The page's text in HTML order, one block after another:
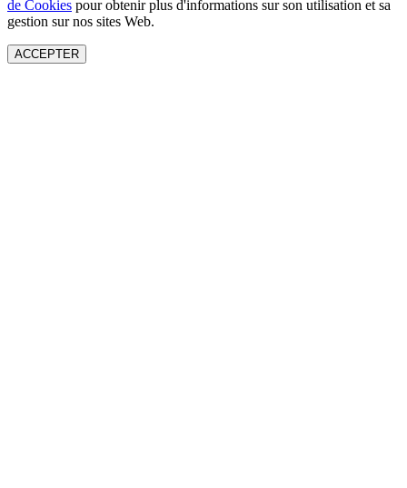
de Cookies pour obtenir plus d'informations sur son utilisation et sa
gestion sur nos sites Web.
ACCEPTER